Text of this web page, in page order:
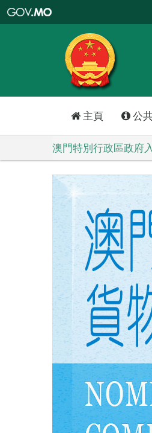
特
政
區
政
口
主頁 公
澳門特別行政區政府